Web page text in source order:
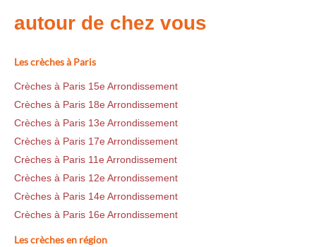
autour de chez vous
Les crèches à Paris
Crèches à Paris 15e Arrondissement
Crèches à Paris 18e Arrondissement
Crèches à Paris 13e Arrondissement
Crèches à Paris 17e Arrondissement
Crèches à Paris 11e Arrondissement
Crèches à Paris 12e Arrondissement
Crèches à Paris 14e Arrondissement
Crèches à Paris 16e Arrondissement
Les crèches en région